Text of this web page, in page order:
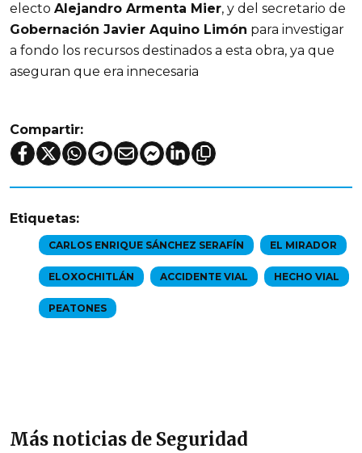
electo Alejandro Armenta Mier
Gobernación Javier Aquino Limón para investigar
a fondo los recursos destinados a esta obra, ya que
aseguran que era innecesaria
Compartir:
Etiquetas:
CARLOS ENRIQUE SÁNCHEZ SERAFÍN EL MIRADOR
ELOXOCHITLÁN ACCIDENTE VIAL HECHO VIAL
PEATONES
Más noticias de Seguridad